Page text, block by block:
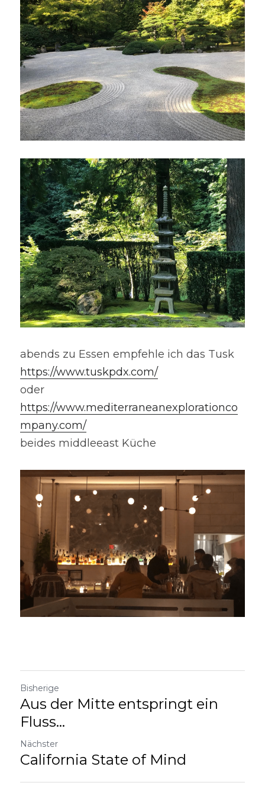
https://www.tuskpdx.com/
https://www.mediterraneanexplorationco
mpany.com/
beides middleeast Küche
Bisherige
Aus der Mitte entspringt ein
Fluss...
Nächster
California State of Mind